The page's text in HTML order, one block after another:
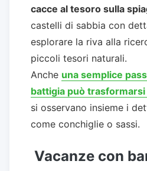
cacce al tesoro sulla
castelli di sabbia con
esplorare la riva alla
piccoli tesori naturali.
Anche una semplice
battigia può trasformarsi
si osservano insieme i
come conchiglie o sassi.
Vacanze con